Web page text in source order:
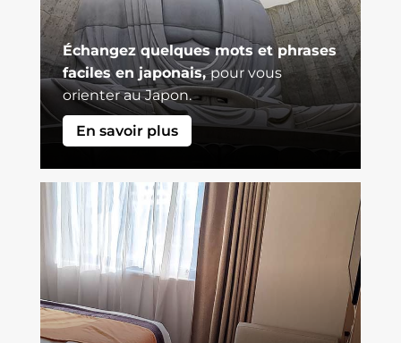
Échangez quelques mots et phrases
faciles en japonais,pour vous
orienter au Japon.
En savoir plus